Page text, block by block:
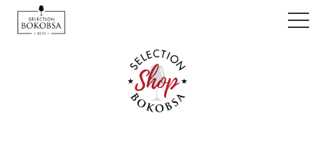
navigation